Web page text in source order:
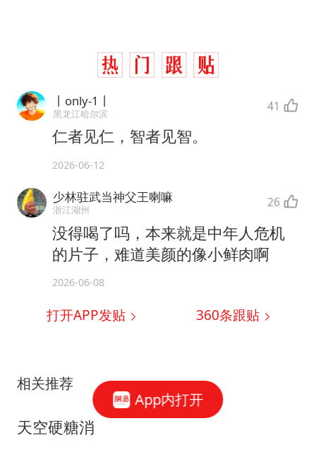
丨only-1丨
黑龙江哈尔滨 41
仁者见仁，智者见智。
2026-06-12
少林驻武当神父王喇嘛
浙江湖州 26
没得喝了吗，本来就是中年人危机
的片子，难道美颜的像小鲜肉啊
2026-06-08
打开APP发贴 360条跟贴
相关推荐
天空硬糖消
App内打开